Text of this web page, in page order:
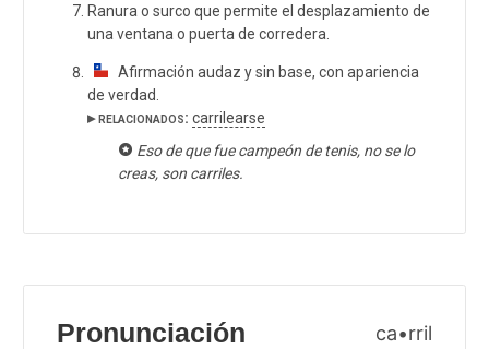
Ranura o surco que permite el desplazamiento de
una ventana o puerta de corredera.
Afirmación audaz y sin base, con apariencia
de verdad.
▸ relacionados: carrilearse
Eso de que fue campeón de tenis, no se lo
creas, son carriles.
Pronunciación ca•rril